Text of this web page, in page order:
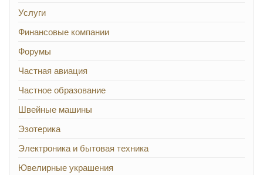
Услуги
Финансовые компании
Форумы
Частная авиация
Частное образование
Швейные машины
Эзотерика
Электроника и бытовая техника
Ювелирные украшения